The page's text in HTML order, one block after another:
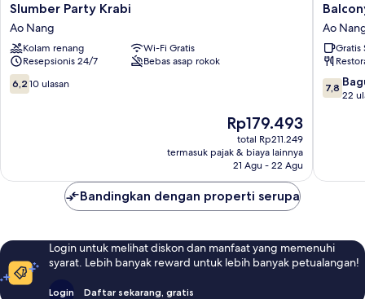
Slumber
Party
Krabi
Ao
Nang
Slumber Party Krabi
Ao Nang
Kolam renang
Wi-Fi Gratis
Resepsionis 24/7
Bebas asap rokok
6.2
dari
6,2 10 ulasan
Harga
sekarang
Rp179.493
Rp179.493
total Rp211.249
termasuk pajak & biaya lainnya
21 Agu - 22 Agu
Balcony
Party
Hostel
-
Adults
Only
Ao
Gratis
7.8
dari
7,8
22
Bandingkan dengan properti serupa
Login untuk melihat diskon dan manfaat yang memenuhi
syarat. Lebih banyak reward untuk lebih banyak petualangan!
Login Daftar sekarang, gratis